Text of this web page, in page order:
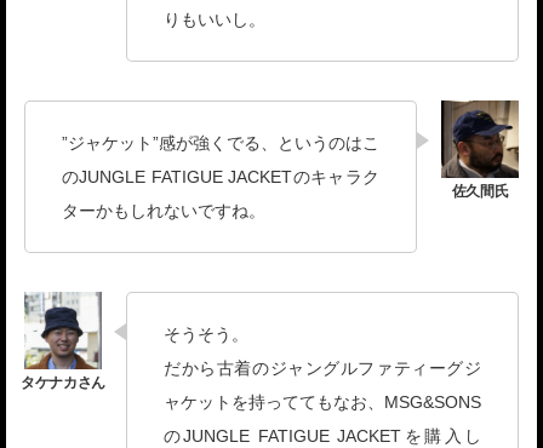
りもいいし。
”ジャケット”感が強くでる、というのはこ
のJUNGLE FATIGUE JACKETのキャラク
ターかもしれないですね。
そうそう。
だから古着のジャングルファティーグジ
ャケットを持っててもなお、MSG&SONS
のJUNGLE FATIGUE JACKETを購入し